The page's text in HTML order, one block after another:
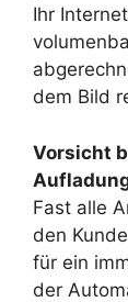
Ihr
dem Bild
Vorsicht
Fast alle
den
für ein
der